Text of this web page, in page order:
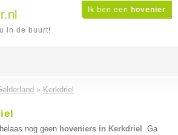
Ik ben een hovenier
in de buurt!
» Kerkdriel
nog geen hoveniers in Kerkdriel . Ga